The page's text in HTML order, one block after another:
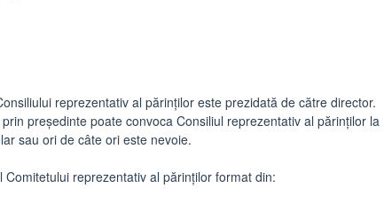
reprezentativ al părinților este prezidată de către director.
președinte poate convoca Consiliul reprezentativ al părinților la
sau ori de câte ori este nevoie.
reprezentativ al părinților format din: